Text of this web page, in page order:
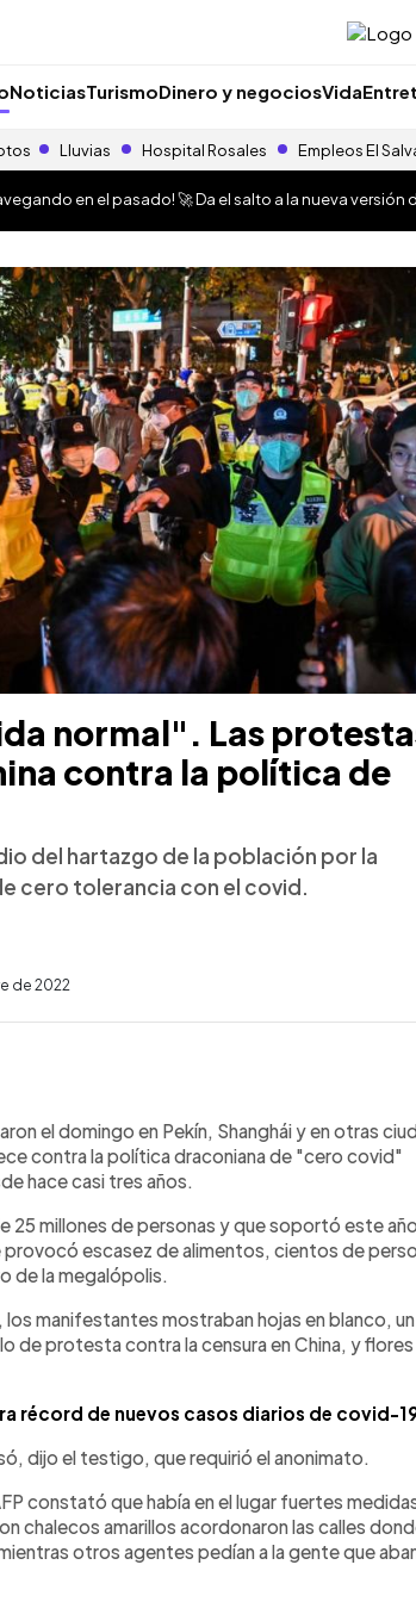
NoticiasTurismoDinero y negociosVida
Lluvias Hospital Rosales Empleos El
en el pasado! 🚀 Da el salto a la nueva versión
normal". Las
contra la política de
del hartazgo de la población por la
cero tolerancia con el covid.
de 2022
el domingo en Pekín, Shanghái y en otras
contra la política draconiana de "cero covid"
hace casi tres años.
25 millones de personas y que soportó este
escasez de alimentos, cientos de
de la megalópolis.
los manifestantes mostraban hojas en blanco,
de protesta contra la censura en China, y flores
récord de nuevos casos diarios de covid-
dijo el testigo, que requirió el anonimato.
constató que había en el lugar fuertes
chalecos amarillos acordonaron las calles
otros agentes pedían a la gente que